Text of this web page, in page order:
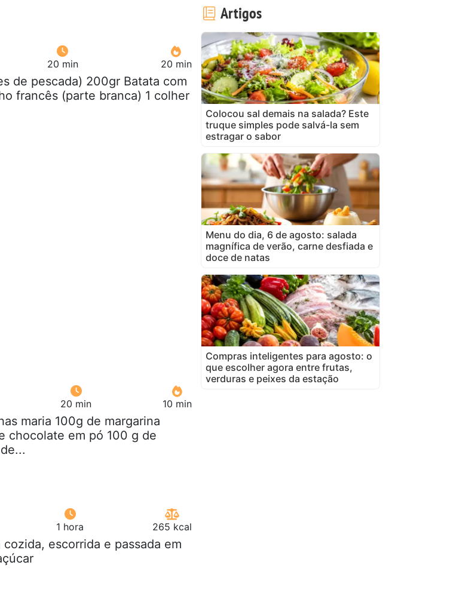
20 min 20 min
de pescada) 200gr Batata com
francês (parte branca) 1 colher
20 min 10 min
maria 100g de margarina
chocolate em pó 100 g de
1 hora 265 kcal
escorrida e passada em
Artigos
Colocou sal demais na salada? Este
truque simples pode salvá-la sem
estragar o sabor
Menu do dia, 6 de agosto: salada
magnífica de verão, carne desfiada e
doce de natas
Compras inteligentes para agosto: o
que escolher agora entre frutas,
verduras e peixes da estação